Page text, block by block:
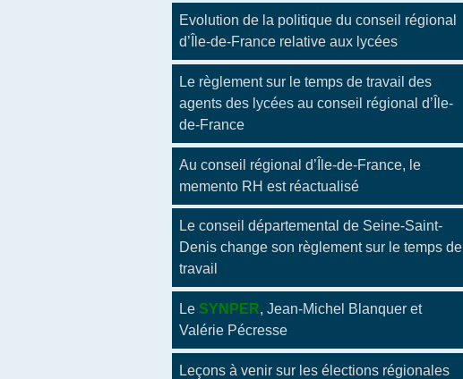
Evolution de la politique du conseil régional
d’Île-de-France relative aux lycées
Le règlement sur le temps de travail des
agents des lycées au conseil régional d’Île-
de-France
Au conseil régional d’Île-de-France, le
memento RH est réactualisé
Le conseil départemental de Seine-Saint-
Denis change son règlement sur le temps de
travail
Le SYNPER, Jean-Michel Blanquer et
Valérie Pécresse
Leçons à venir sur les élections régionales